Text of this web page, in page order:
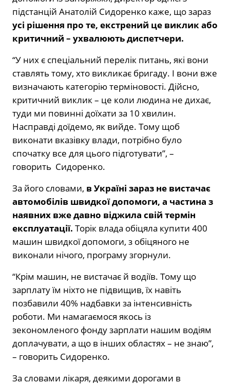
підстанцій Анатолій Сидоренко каже, що зараз
усі рішення про те, екстрений це виклик або
критичний – ухвалюють диспетчери.
“У них є спеціальний перелік питань, які вони
ставлять тому, хто викликає бригаду. І вони вже
визначають категорію терміновості. Дійсно,
критичний виклик – це коли людина не дихає,
туди ми повинні доїхати за 10 хвилин.
Насправді доїдемо, як вийде. Тому щоб
виконати вказівку влади, потрібно було
спочатку все для цього підготувати”, –
говорить Сидоренко.
За його словами, в Україні зараз не вистачає
автомобілів швидкої допомоги, а частина з
наявних вже давно віджила свій термін
експлуатації. Торік влада обіцяла купити 400
машин швидкої допомоги, з обіцяного не
виконали нічого, програму згорнули.
“Крім машин, не вистачає й водіїв. Тому що
зарплату їм ніхто не підвищив, їх навіть
позбавили 40% надбавки за інтенсивність
роботи. Ми намагаємося якось із
зекономленого фонду зарплати нашим водіям
доплачувати, а що в інших областях – не знаю”,
– говорить Сидоренко.
За словами лікаря, деякими дорогами в